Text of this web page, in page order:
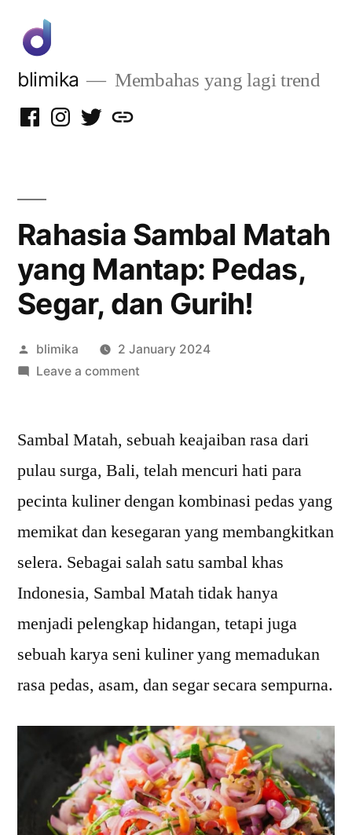
content
blimika Membahas yang lagi trend
Facebook
Instagram
TwitterPrivacy
Rahasia Sambal Matah
yang Mantap: Pedas,
Segar, dan Gurih!
Posted
by
blimika
2 January 2024
Leave a commenton
Matah
Mantap:
Pedas,
dan
Gurih!
Sambal Matah, sebuah keajaiban rasa dari
pulau surga, Bali, telah mencuri hati para
pecinta kuliner dengan kombinasi pedas yang
memikat dan kesegaran yang membangkitkan
selera. Sebagai salah satu sambal khas
Indonesia, Sambal Matah tidak hanya
menjadi pelengkap hidangan, tetapi juga
sebuah karya seni kuliner yang memadukan
rasa pedas, asam, dan segar secara sempurna.